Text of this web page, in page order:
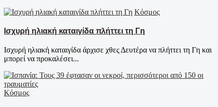
Κόσμος
Ισχυρή ηλιακή καταιγίδα πλήττει τη Γη
Ισχυρή ηλιακή καταιγίδα άρχισε χθες Δευτέρα να πλήττει τη Γη και
μπορεί να προκαλέσει...
Κόσμος